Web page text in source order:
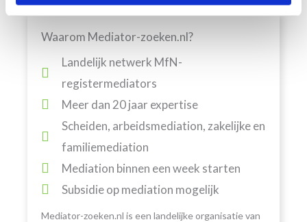
Waarom Mediator-zoeken.nl?
Landelijk netwerk MfN-
registermediators
Meer dan 20 jaar expertise
Scheiden, arbeidsmediation, zakelijke en
familiemediation
Mediation binnen een week starten
Subsidie op mediation mogelijk
Mediator-zoeken.nl is een landelijke organisatie van